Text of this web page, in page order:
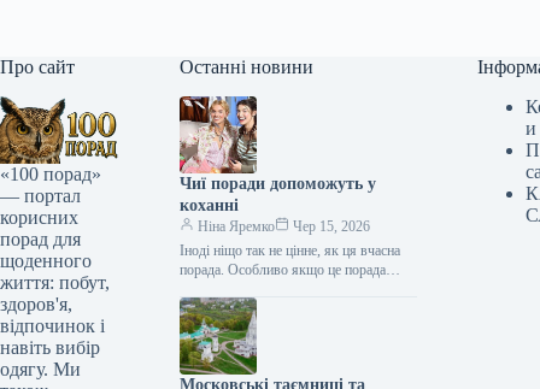
Про сайт
«100 порад»
— портал
корисних
порад для
щоденного
життя: побут,
здоров'я,
відпочинок і
навіть вибір
одягу. Ми
Останні новини
Чиї поради допоможуть у
коханні
Ніна Яремко
Чер 15, 2026
Іноді ніщо так не цінне, як ця вчасна
порада. Особливо якщо це порада
косметолога, тренера, стиліста…
Московські таємниці та
и